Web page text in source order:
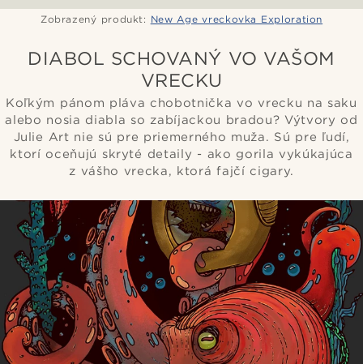
Zobrazený produkt: New Age vreckovka Exploration
DIABOL SCHOVANÝ VO VAŠOM
VRECKU
Koľkým pánom pláva chobotnička vo vrecku na saku
alebo nosia diabla so zabíjackou bradou? Výtvory od
Julie Art nie sú pre priemerného muža. Sú pre ľudí,
ktorí oceňujú skryté detaily - ako gorila vykúkajúca
z vášho vrecka, ktorá fajčí cigary.